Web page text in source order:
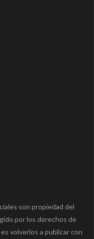
son propiedad del
por los derechos de
volverlos a publicar con